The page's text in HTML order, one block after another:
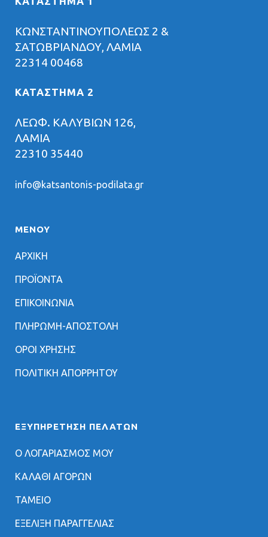
ΚΩΝΣΤΑΝΤΙΝΟΥΠΟΛΕΩΣ 2 &
ΣΑΤΩΒΡΙΑΝΔΟΥ, ΛΑΜΙΑ
22314 00468
ΚΑΤΑΣΤΗΜΑ 2
ΛΕΩΦ. ΚΑΛΥΒΙΩΝ 126,
ΛΑΜΙΑ
22310 35440
info@katsantonis-podilata.gr
ΜΕΝΟΥ
ΑΡΧΙΚΗ
ΠΡΟΪΟΝΤΑ
ΕΠΙΚΟΙΝΩΝΙΑ
ΠΛΗΡΩΜΗ-ΑΠΟΣΤΟΛΗ
ΟΡΟΙ ΧΡΗΣΗΣ
ΠΟΛΙΤΙΚΗ ΑΠΟΡΡΗΤΟΥ
ΕΞΥΠΗΡΈΤΗΣΗ ΠΕΛΑΤΏΝ
Ο ΛΟΓΑΡΙΑΣΜΟΣ ΜΟΥ
ΚΑΛΑΘΙ ΑΓΟΡΩΝ
ΤΑΜΕΙΟ
ΕΞΕΛΙΞΗ ΠΑΡΑΓΓΕΛΙΑΣ